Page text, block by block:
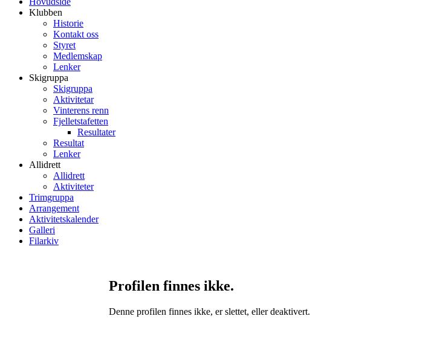
Klubben
Historie
Kontakt oss
Styret
Medlemskap
Lenker
Skigruppa
Skigruppa
Aktivitetar
Vinterens renn
Fjelletstafetten
Resultater
Resultat
Lenker
Allidrett
Allidrett
Aktiviteter
Trimgruppa
Arrangement
Aktivitetskalender
Galleri
Filarkiv
Profilen finnes ikke.
Denne profilen finnes ikke, er slettet, eller deaktivert.